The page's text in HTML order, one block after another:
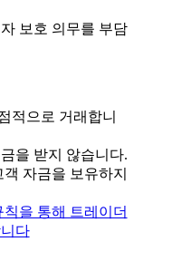
보호 의무를 부담
적으로 거래합니
을 받지 않습니다.
자금을 보유하지
을 통해 트레이더
다